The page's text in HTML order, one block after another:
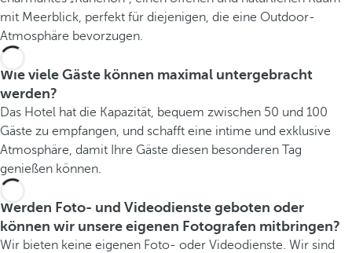
mit Meerblick, perfekt für diejenigen, die eine Outdoor-
Atmosphäre bevorzugen.
Wie viele Gäste können maximal untergebracht
werden?
Das Hotel hat die Kapazität, bequem zwischen 50 und 100
Gäste zu empfangen, und schafft eine intime und exklusive
Atmosphäre, damit Ihre Gäste diesen besonderen Tag
genießen können.
Werden Foto- und Videodienste geboten oder
können wir unsere eigenen Fotografen mitbringen?
Wir bieten keine eigenen Foto- oder Videodienste. Wir sind